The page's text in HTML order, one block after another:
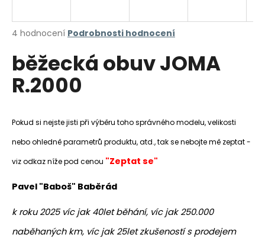
Průměrné
produktu
je
4,3
4 hodnocení Podrobnosti hodnocení
běžecká obuv JOMA
R.2000
Pokud si nejste jisti při výběru toho správného modelu, velikosti
nebo ohledně parametrů produktu, atd., tak se nebojte mě zeptat -
viz odkaz níže pod cenou "Zeptat se"
Pavel "Baboš" Baběrád
k roku 2025 víc jak 40let běhání, víc jak 250.000
naběhaných km, víc jak 25let zkušeností s prodejem
j
t
?
HLEDAT
D
p
o